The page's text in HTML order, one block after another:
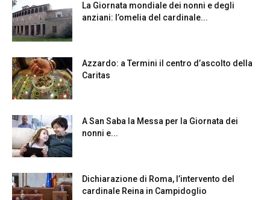
La Giornata mondiale dei nonni e degli
anziani: l’omelia del cardinale...
Azzardo: a Termini il centro d’ascolto della
Caritas
A San Saba la Messa per la Giornata dei
nonni e...
Dichiarazione di Roma, l’intervento del
cardinale Reina in Campidoglio